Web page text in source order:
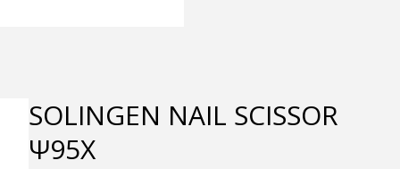
SOLINGEN NAIL SCISSOR
Ψ95X